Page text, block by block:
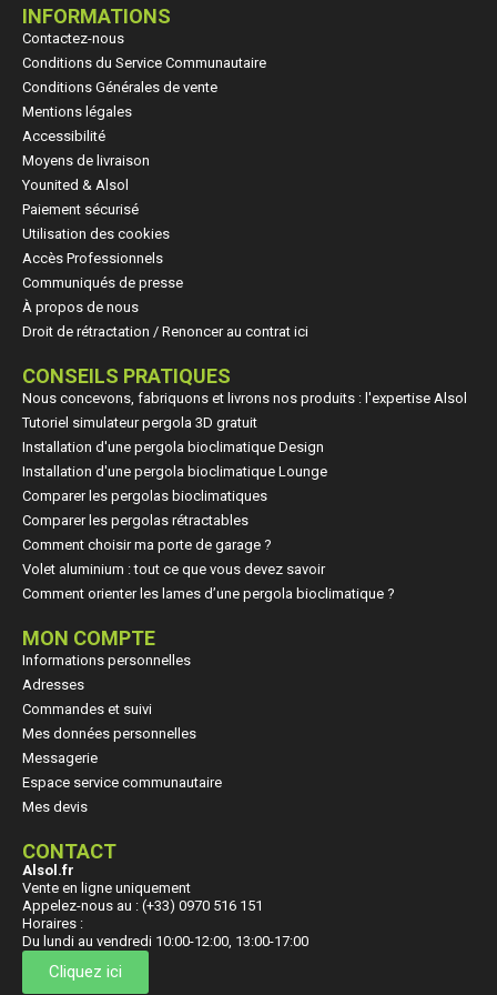
INFORMATIONS
Contactez-nous
Conditions du Service Communautaire
Conditions Générales de vente
Mentions légales
Accessibilité
Moyens de livraison
Younited & Alsol
Paiement sécurisé
Utilisation des cookies
Accès Professionnels
Communiqués de presse
À propos de nous
Droit de rétractation / Renoncer au contrat ici
CONSEILS PRATIQUES
Nous concevons, fabriquons et livrons nos produits : l'expertise Alsol
Tutoriel simulateur pergola 3D gratuit
Installation d'une pergola bioclimatique Design
Installation d'une pergola bioclimatique Lounge
Comparer les pergolas bioclimatiques
Comparer les pergolas rétractables
Comment choisir ma porte de garage ?
Volet aluminium : tout ce que vous devez savoir
Comment orienter les lames d’une pergola bioclimatique ?
MON COMPTE
Informations personnelles
Adresses
Commandes et suivi
Mes données personnelles
Messagerie
Espace service communautaire
Mes devis
CONTACT
Alsol.fr
Vente en ligne uniquement
Appelez-nous au : (+33) 0970 516 151
Horaires :
Du lundi au vendredi 10:00-12:00, 13:00-17:00
Cliquez ici